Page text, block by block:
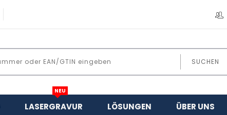
SUCHEN
LASERGRAVUR
NEU
LÖSUNGEN ÜBER UNS